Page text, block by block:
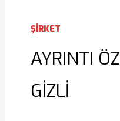
ŞİRKET
AYRINTI
GİZLİ